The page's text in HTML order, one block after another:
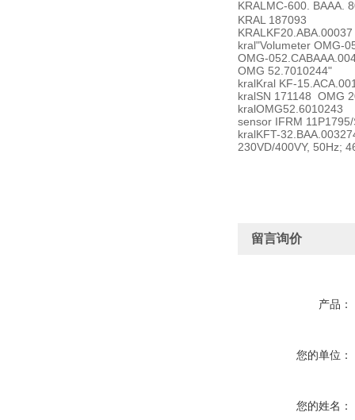
KRAL MC-600. BAAA.
KRAL 187093
KRAL
kral"Volumeter OMG-
OMG-
OMG 52.7010244"
kralKral KF-
kralSN 171148 OMG
kralOMG52.6010243
sensor IFRM
kralKFT-
230VD/400VY, 50Hz;
留言询价
产品：
您的单位：
您的姓名：